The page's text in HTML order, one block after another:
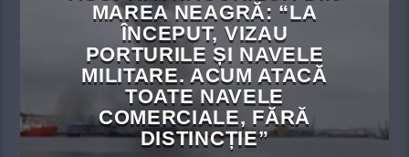
MAREA NEAGRĂ: “LA
ÎNCEPUT, VIZAU
PORTURILE ȘI NAVELE
MILITARE. ACUM ATACĂ
TOATE NAVELE
COMERCIALE, FĂRĂ
DISTINCȚIE”